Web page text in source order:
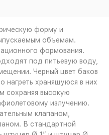
форму и
объемам.
формования.
под питьевую воду,
Черный цвет баков
нагреть хранящуюся в них
сохраняя высокую
излучению.
клапаном,
В стандартной